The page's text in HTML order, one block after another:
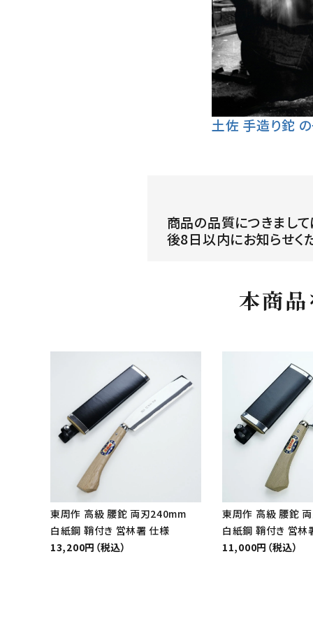
土佐 手造り鉈
商品の品質につきまして
後8日以内にお知らせく
本商
東周作 高級 腰鉈 両刃240mm
白紙鋼 鞘付き 営林署 仕様
13,200円（税込）
東周作 高級 腰鉈
白紙鋼 鞘付き 営林
11,000円（税込）